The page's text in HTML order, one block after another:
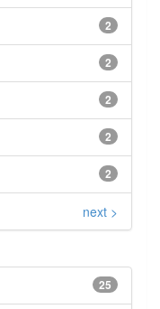
2
2
2
2
2
next >
25